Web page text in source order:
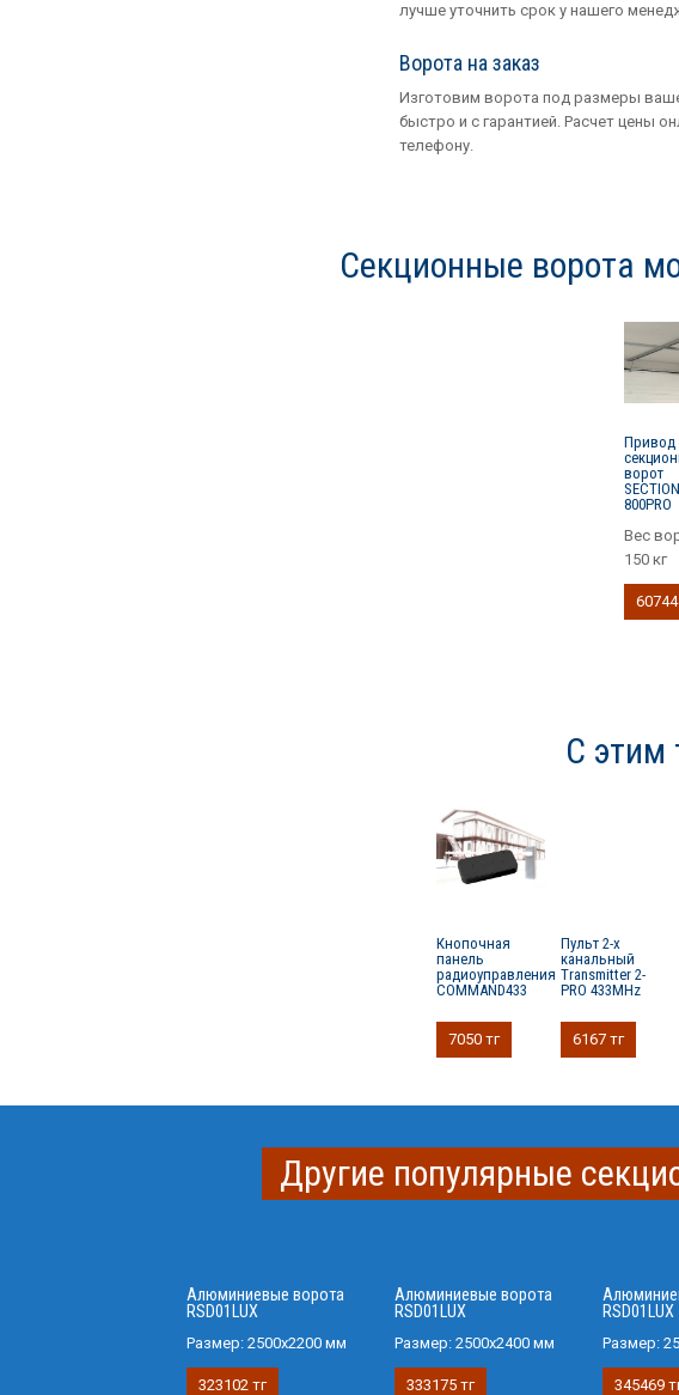
лучше уточнить срок у нашего
Ворота на заказ
Изготовим ворота под размеры
быстро и с гарантией. Расчет цены
телефону.
Секционные ворота
Привод
ворот
800PRO
Вес
150 кг
60744
С этим
Кнопочная
панель
радиоуправления
COMMAND433
7050 тг
Пульт 2-х
канальный
Transmitter 2-
PRO 433MHz
6167 тг
Другие популярные
Алюминиевые ворота
RSD01LUX
Размер: 2500x2200 мм
323102 тг
Алюминиевые ворота
RSD01LUX
Размер:2500x2400 мм
333175 тг
RSD01LUX
Размер:
345469